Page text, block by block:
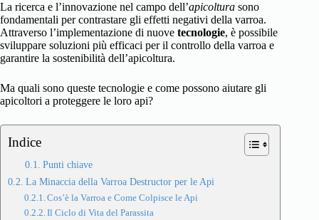
La ricerca e l’innovazione nel campo dell’apicoltura sono
fondamentali per contrastare gli effetti negativi della varroa.
Attraverso l’implementazione di nuove tecnologie, è possibile
sviluppare soluzioni più efficaci per il controllo della varroa e
garantire la sostenibilità dell’apicoltura.
Ma quali sono queste tecnologie e come possono aiutare gli
apicoltori a proteggere le loro api?
Indice
Punti chiave
La Minaccia della Varroa Destructor per le Api
Cos’è la Varroa e Come Colpisce le Api
Il Ciclo di Vita del Parassita